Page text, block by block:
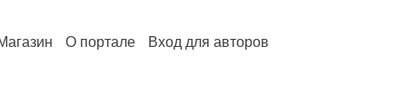
О портале Вход для авторов